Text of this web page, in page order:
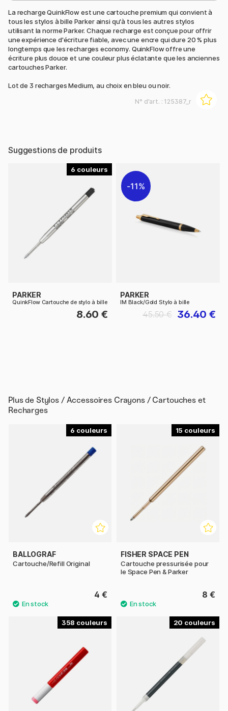
La recharge QuinkFlow est une cartouche premium qui convient à
tous les stylos à bille Parker ainsi qu'à tous les autres stylos
utilisant la norme Parker. Chaque recharge est conçue pour offrir
une expérience d'écriture fiable, avec une encre qui dure 20 % plus
longtemps que les recharges economy. QuinkFlow offre une
écriture plus douce et une couleur plus éclatante que les anciennes
cartouches Parker.
Lot de 3 recharges Medium, au choix en bleu ou noir.
N° d'art. : 125387_r
Suggestions de produits
6
PARKER
QuinkFlow Cartouche de stylo à bille
8.60 €
11%
PARKER
IM Black/Gold Stylo à bille
36.40 €
45.50 €
Plus de Stylos / Accessoires Crayons / Cartouches et
Recharges
6
BALLOGRAF
Cartouche/Refill Original
4 €
15
FISHER SPACE PEN
Cartouche pressurisée pour
le Space Pen & Parker
8 €
358 20